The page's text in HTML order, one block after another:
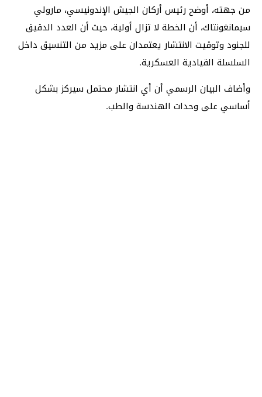
من جهته، أوضح رئيس أركان الجيش الإندونيسي، مارولي
سيمانغونتاك، أن الخطة لا تزال أولية، حيث أن العدد الدقيق
للجنود وتوقيت الانتشار يعتمدان على مزيد من التنسيق داخل
السلسلة القيادية العسكرية.
وأضاف البيان الرسمي أن أي انتشار محتمل سيركز بشكل
أساسي على وحدات الهندسة والطب.